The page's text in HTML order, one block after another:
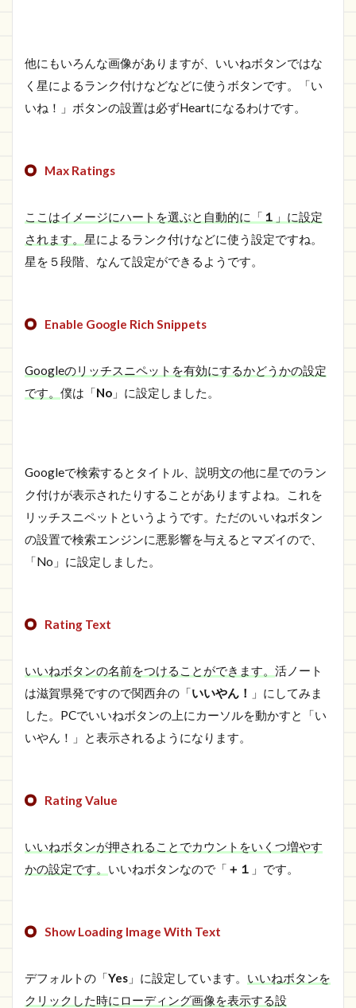
他にもいろんな画像がありますが、いいねボタンではな
く星によるランク付けなどなどに使うボタンです。「い
いね！」ボタンの設置は必ずHeartになるわけです。
Max Ratings
ここはイメージにハートを選ぶと自動的に「 １ 」に設定
されます。 星によるランク付けなどに使う設定ですね。
星を５段階、なんて設定ができるようです。
Enable Google Rich Snippets
Googleのリッチスニペットを有効にするかどうかの設定
です。 僕は「No 」に設定しました。
Googleで検索するとタイトル、説明文の他に星でのラン
ク付けが表示されたりすることがありますよね。これを
リッチスニペットというようです。ただのいいねボタン
の設置で検索エンジンに悪影響を与えるとマズイので、
「No」に設定しました。
Rating Text
いいねボタンの名前をつけることができます。 活ノート
は滋賀県発ですので関西弁の「いいやん！
」にしてみま
した。PCでいいねボタンの上にカーソルを動かすと「い
いやん！」と表示されるようになります。
Rating Value
いいねボタンが押されることでカウントをいくつ増やす
かの設定です。 いいねボタンなので「 ＋１ 」です。
Show Loading Image With Text
デフォルトの「Yes 」に設定しています。 いいねボタンを
クリックした時にローディング画像を表示する設